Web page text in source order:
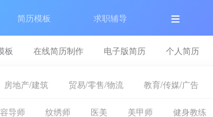
简历模板 求职辅导
板 在线简历制作 电子版简历 个人简历
房地产/建筑 贸易/零售/物流 教育/传媒/广告
导师 纹绣师 医美 美甲师 健身教练